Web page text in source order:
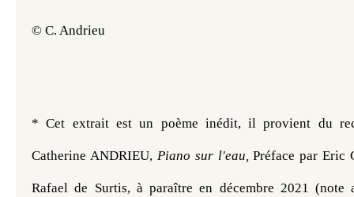
© C. Andrieu
* Cet extrait est un poème inédit, il provient du
Catherine ANDRIEU​, Piano sur l'eau, Préface par Eric
Rafael de Surtis, à paraître en décembre 2021 (note